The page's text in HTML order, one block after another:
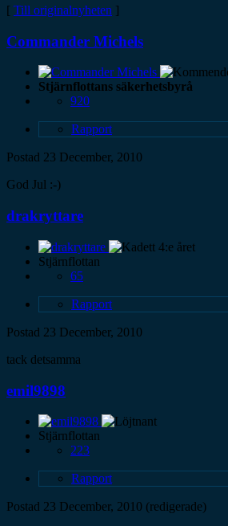
[ Till originalnyheten ]
Commander Michels
Stjärnflottans säkerhetsbyrå
920
Rapport
Postad 23 December, 2010
God Jul :-)
drakryttare
Stjärnflottan
65
Rapport
Postad 23 December, 2010
tack detsamma
emil9898
Stjärnflottan
223
Rapport
Postad 23 December, 2010 (redigerade)